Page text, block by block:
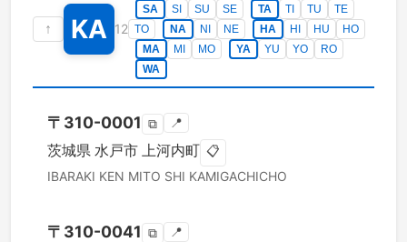
↑ KA 12
SA
SI SU SE TA TI TU
TE
TO
NA NI NE HA HI HU
HO
MA
MI MO YA YU YO
RO
WA
〒 310-0001 ⧉ 📍
茨城県 水戸市 上河内町 📋
IBARAKI KEN MITO SHI KAMIGACHICHO
〒 310-0041 ⧉ 📍